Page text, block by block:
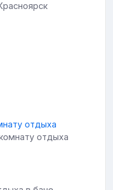
отдыха